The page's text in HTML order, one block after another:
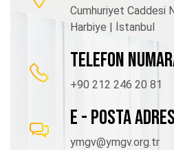
Cumhuriyet Caddesi
Harbiye | İstanbul
TELEFON
+90 212 246 20 81
E - POSTA
ymgv@ymgv.org.tr